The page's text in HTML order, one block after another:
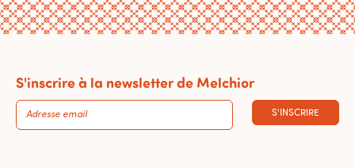
S'inscrire à la newsletter de Melchior
S'INSCRIRE